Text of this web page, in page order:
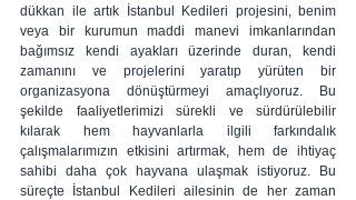
dükkan ile artık İstanbul Kedileri projesini, benim
veya bir kurumun maddi manevi imkanlarından
bağımsız kendi ayakları üzerinde duran, kendi
zamanını ve projelerini yaratıp yürüten bir
organizasyona dönüştürmeyi amaçlıyoruz. Bu
şekilde faaliyetlerimizi sürekli ve sürdürülebilir
kılarak hem hayvanlarla ilgili farkındalık
çalışmalarımızın etkisini artırmak, hem de ihtiyaç
sahibi daha çok hayvana ulaşmak istiyoruz. Bu
süreçte İstanbul Kedileri ailesinin de her zaman